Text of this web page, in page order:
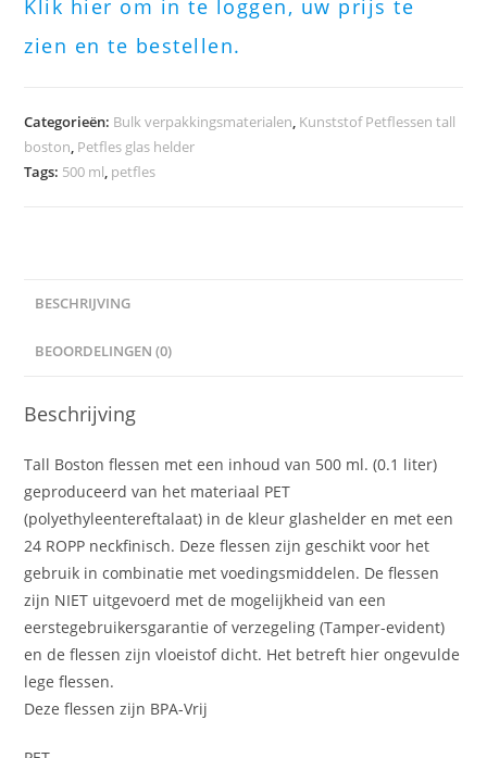
Klik hier om in te loggen, uw prijs te
zien en te bestellen.
Categorieën: Bulk verpakkingsmaterialen, Kunststof Petflessen tall
boston, Petfles glas helder
Tags: 500 ml, petfles
BESCHRIJVING
BEOORDELINGEN (0)
Beschrijving
Tall Boston flessen met een inhoud van 500 ml. (0.1 liter)
geproduceerd van het materiaal PET
(polyethyleentereftalaat) in de kleur glashelder en met een
24 ROPP neckfinisch. Deze flessen zijn geschikt voor het
gebruik in combinatie met voedingsmiddelen. De flessen
zijn NIET uitgevoerd met de mogelijkheid van een
eerstegebruikersgarantie of verzegeling (Tamper-evident)
en de flessen zijn vloeistof dicht. Het betreft hier ongevulde
lege flessen.
Deze flessen zijn BPA-Vrij